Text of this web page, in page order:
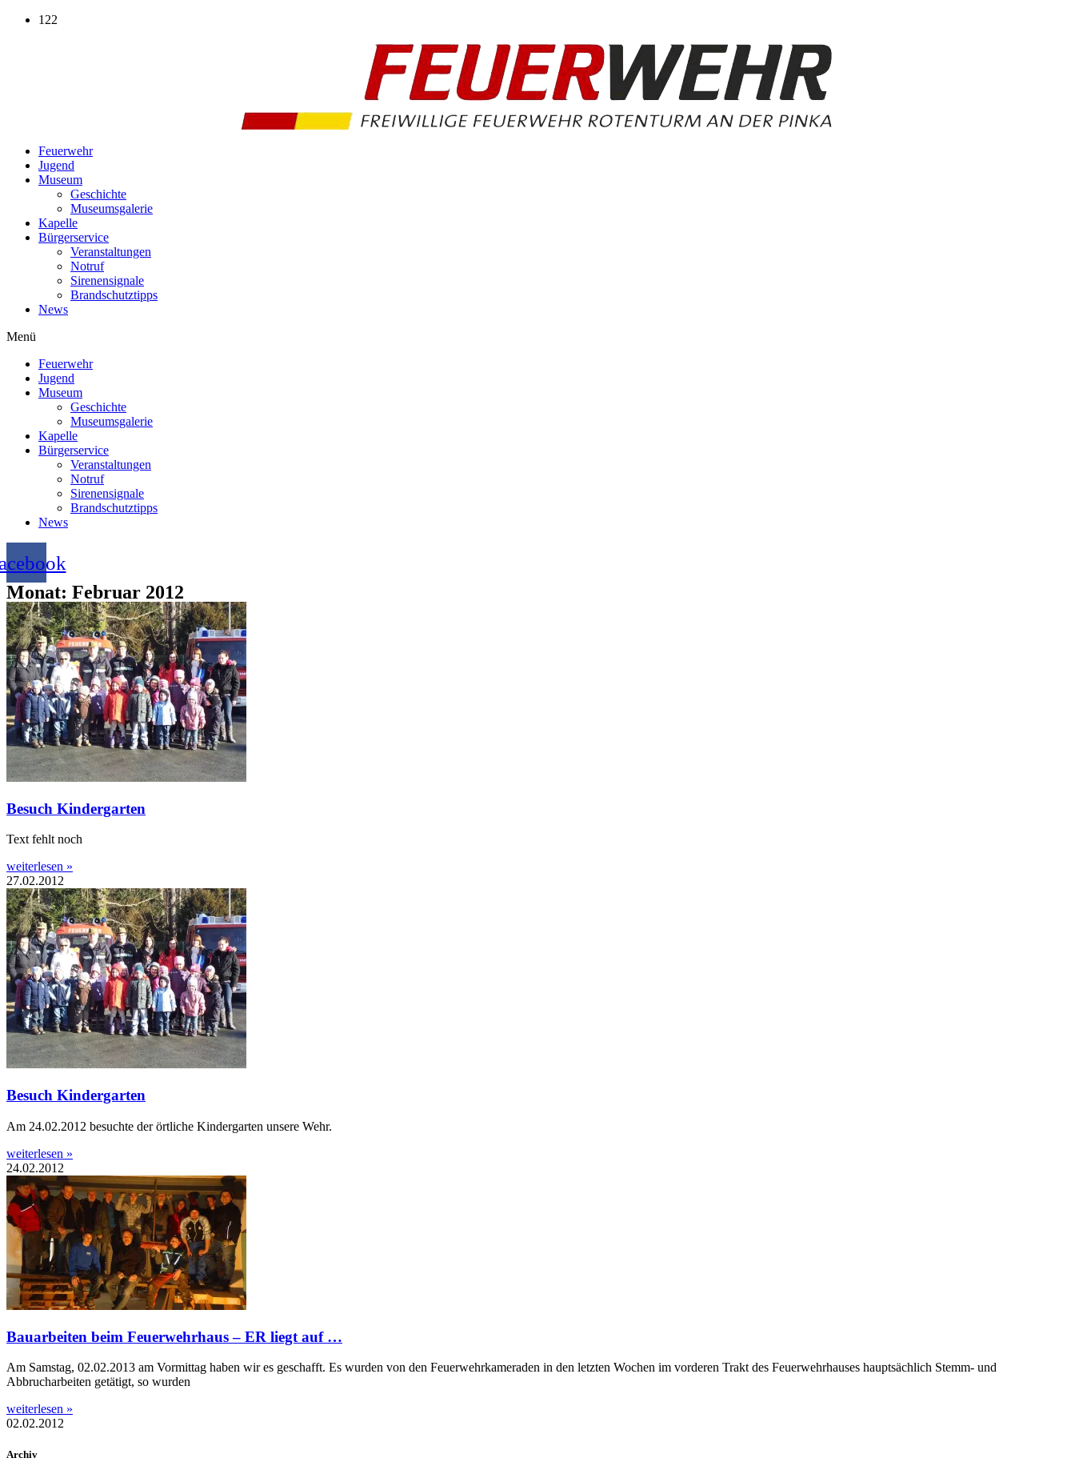
Zum
122
Feuerwehr
Jugend
Museum
Geschichte
Museumsgalerie
Kapelle
Bürgerservice
Veranstaltungen
Notruf
Sirenensignale
Brandschutztipps
News
Menü
Feuerwehr
Jugend
Museum
Geschichte
Museumsgalerie
Kapelle
Bürgerservice
Veranstaltungen
Notruf
Sirenensignale
Brandschutztipps
News
Monat: Februar 2012
Besuch Kindergarten
Text fehlt noch
weiterlesen »
27.02.2012
Besuch Kindergarten
Am 24.02.2012 besuchte der örtliche Kindergarten unsere Wehr.
weiterlesen »
24.02.2012
Bauarbeiten beim Feuerwehrhaus – ER liegt auf …
Am Samstag, 02.02.2013 am Vormittag haben wir es geschafft. Es wurden von den Feuerwehrkameraden in den letzten Wochen im vorderen Trakt des Feuerwehrhauses hauptsächlich Stemm- und
Abbrucharbeiten getätigt, so wurden
weiterlesen »
02.02.2012
Archiv